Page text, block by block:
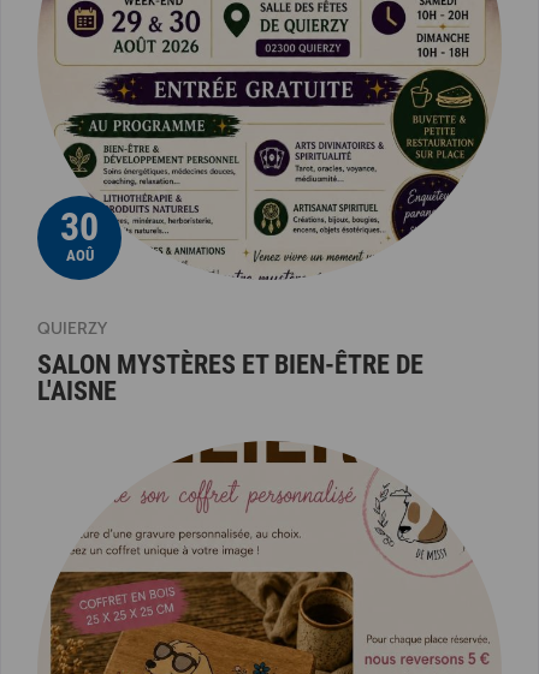
30
AOÛ
QUIERZY
SALON MYSTÈRES ET BIEN-ÊTRE DE
L'AISNE